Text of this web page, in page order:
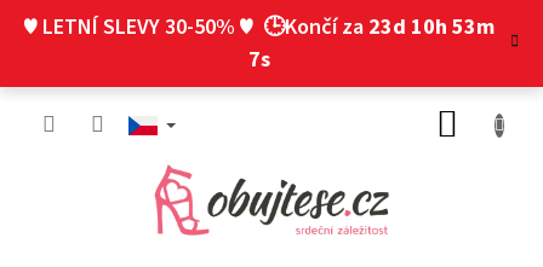
♥ LETNÍ SLEVY 30-50% ♥ 🕒Končí za 23d 10h 53m
6s